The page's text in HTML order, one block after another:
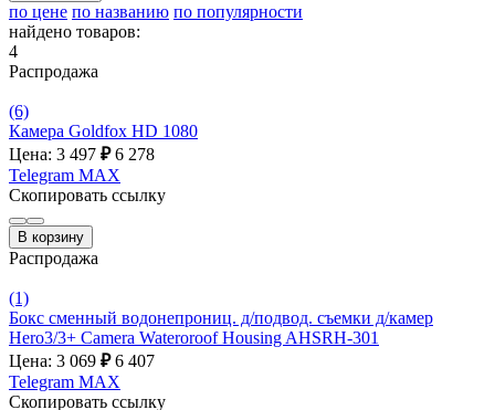
по цене по названию по популярности
найдено товаров:
4
Распродажа
(6)
Камера Goldfox HD 1080
Цена: 3 497 ₽ 6 278
Telegram MAX
Скопировать ссылку
В корзину
Распродажа
(1)
Бокс сменный водонепрониц. д/подвод. съемки д/камер
Hero3/3+ Camera Wateroroof Housing AHSRH-301
Цена: 3 069 ₽ 6 407
Telegram MAX
Скопировать ссылку